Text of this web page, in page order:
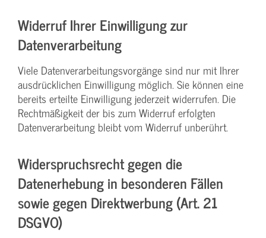
Widerruf Ihrer Einwilligung zur
Datenverarbeitung
Viele Datenverarbeitungsvorgänge sind nur mit Ihrer
ausdrücklichen Einwilligung möglich. Sie können eine
bereits erteilte Einwilligung jederzeit widerrufen. Die
Rechtmäßigkeit der bis zum Widerruf erfolgten
Datenverarbeitung bleibt vom Widerruf unberührt.
Widerspruchsrecht gegen die
Datenerhebung in besonderen Fällen
sowie gegen Direktwerbung (Art. 21
DSGVO)